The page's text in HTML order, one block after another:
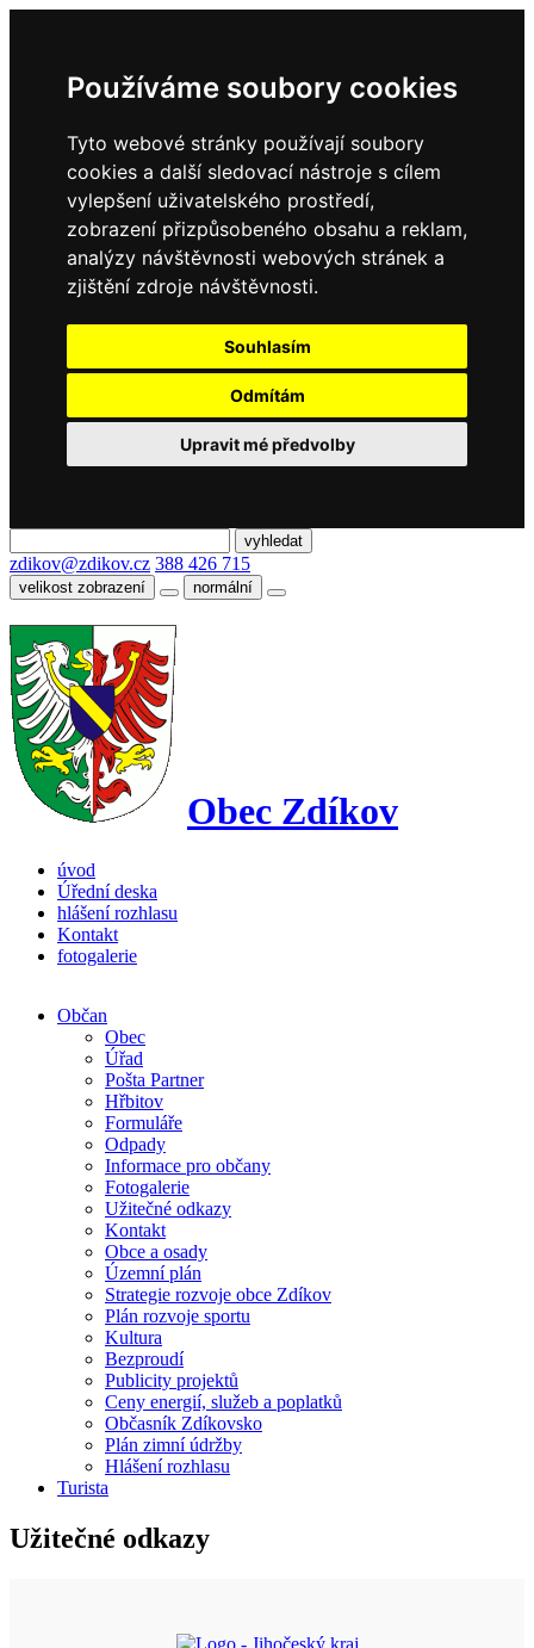
Používáme soubory cookies
Tyto webové stránky používají soubory
cookies a další sledovací nástroje s cílem
vylepšení uživatelského prostředí,
zobrazení přizpůsobeného obsahu a reklam,
analýzy návštěvnosti webových stránek a
zjištění zdroje návštěvnosti.
Souhlasím
Odmítám
Upravit mé předvolby
zdikov@zdikov.cz 388 426 715
velikost zobrazení normální
Obec Zdíkov
úvod
Úřední deska
hlášení rozhlasu
Kontakt
fotogalerie
Občan
Obec
Úřad
Pošta Partner
Hřbitov
Formuláře
Odpady
Informace pro občany
Fotogalerie
Užitečné odkazy
Kontakt
Obce a osady
Územní plán
Strategie rozvoje obce Zdíkov
Plán rozvoje sportu
Kultura
Bezproudí
Publicity projektů
Ceny energií, služeb a poplatků
Občasník Zdíkovsko
Plán zimní údržby
Hlášení rozhlasu
Turista
Užitečné odkazy